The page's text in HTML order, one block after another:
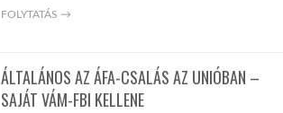
FOLYTATÁS →
ÁLTALÁNOS AZ ÁFA-CSALÁS AZ UNIÓBAN –
SAJÁT VÁM-FBI KELLENE